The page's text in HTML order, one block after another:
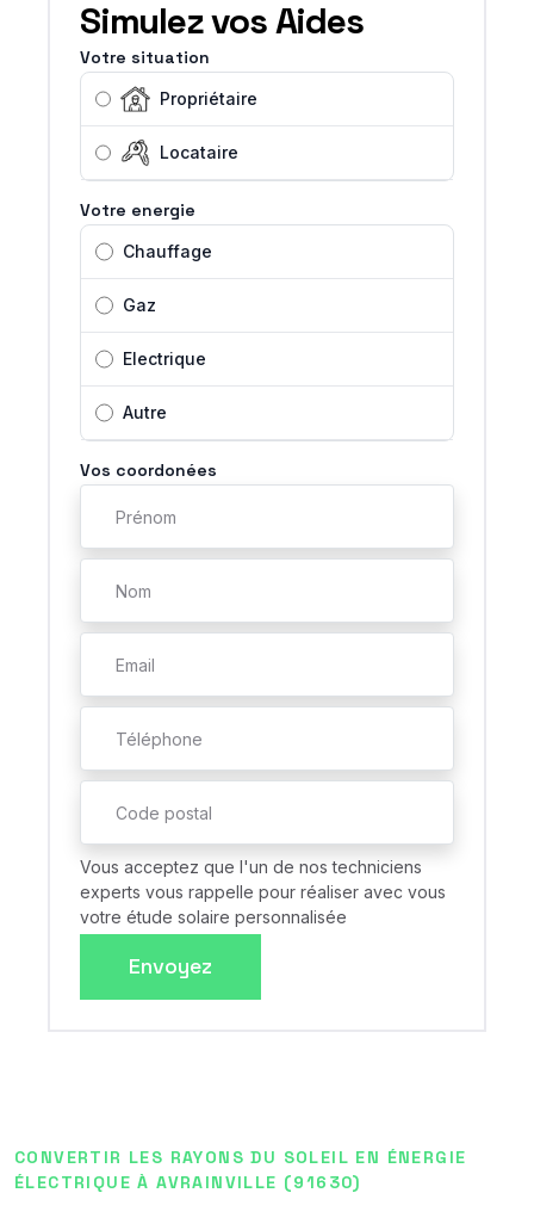
Simulez vos Aides
Votre situation
Propriétaire
Locataire
Votre energie
Chauffage
Gaz
Electrique
Autre
Vos coordonées
Vous acceptez que l'un de nos techniciens
experts vous rappelle pour réaliser avec vous
votre étude solaire personnalisée
Envoyez
CONVERTIR LES RAYONS DU SOLEIL EN ÉNERGIE
ÉLECTRIQUE À AVRAINVILLE (91630)